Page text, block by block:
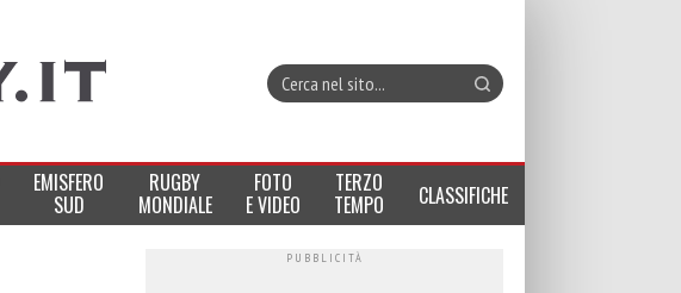
EMISFERO
SUD
RUGBY
MONDIALE
FOTO
E VIDEO
TERZO
TEMPO CLASSIFICHE